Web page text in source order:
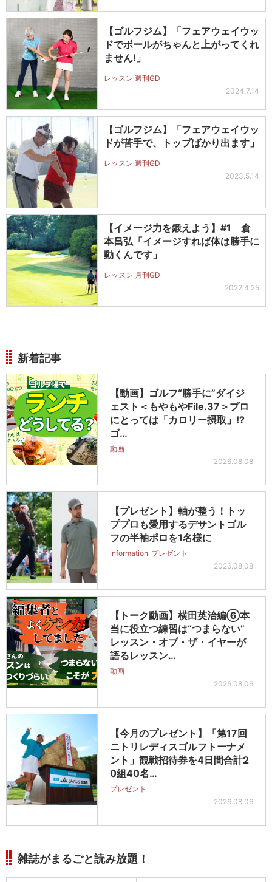
【ゴルフジム】「フェアウェイウッ
ドでボールがちゃんと上がってくれ
ません!」
レッスン 週刊GD
2024.7.14
【ゴルフジム】「フェアウェイウッ
ドが苦手で、トップばかり出ます」
レッスン 週刊GD
2023.5.14
【イメージ力を鍛えよう】#1 倉
本昌弘「イメージすれば体は勝手に
動くんです」
レッスン 月刊GD
2022.4.25
新着記事
【動画】ゴルフ“勝手に”ダイジ
ェスト＜もやもやFile.37＞プロ
にとっては「カロリー摂取」!?
ゴ…
動画
2026.08.08
【プレゼント】軸が整う！トッ
ププロも愛用するデサントゴル
フの半袖ポロを1名様に
information プレゼント
2026.08.08
【トーク動画】横田英治編⑥本
当に役立つ練習は“つまらない”
レッスン・オブ・ザ・イヤーが
語るレッスン…
動画
2026.08.06
【今月のプレゼント】「第17回
ニトリレディスゴルフトーナメ
ント」観戦招待券を4日間合計2
0組40名…
プレゼント
2026.08.06
雑誌がまるごと読み放題！